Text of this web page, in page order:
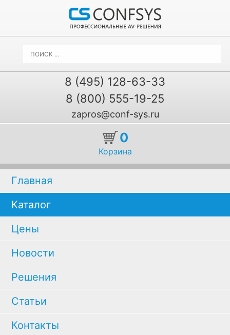
8 (495) 128-63-33
8 (800) 555-19-25
zapros@conf-sys.ru
0
Корзина
Главная
Каталог
Цены
Новости
Решения
Статьи
Контакты